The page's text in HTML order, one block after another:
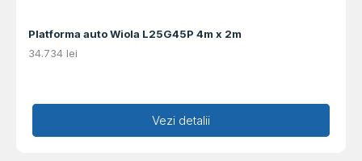
Platforma auto Wiola L25G45P 4m x 2m
34.734 lei
Adaugă în coș
Vezi detalii